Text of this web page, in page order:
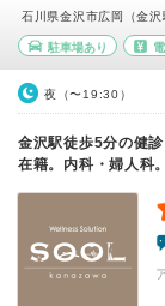
石川県金沢市広岡（金沢
駐車場あり
夜（〜19:30）
金沢駅徒歩5分の健
在籍。内科・婦人科